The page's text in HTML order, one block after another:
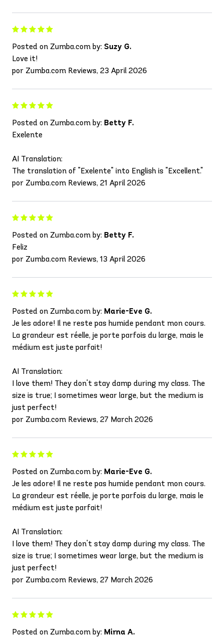
Posted on Zumba.com by: Suzy G.
Love it!
por Zumba.com Reviews, 23 April 2026
Posted on Zumba.com by: Betty F.
Exelente
AI Translation:
The translation of "Exelente" into English is "Excellent."
por Zumba.com Reviews, 21 April 2026
Posted on Zumba.com by: Betty F.
Feliz
por Zumba.com Reviews, 13 April 2026
Posted on Zumba.com by: Marie-Eve G.
Je les adore! Il ne reste pas humide pendant mon cours.
La grandeur est réelle, je porte parfois du large, mais le
médium est juste parfait!
AI Translation:
I love them! They don't stay damp during my class. The
size is true; I sometimes wear large, but the medium is
just perfect!
por Zumba.com Reviews, 27 March 2026
Posted on Zumba.com by: Marie-Eve G.
Je les adore! Il ne reste pas humide pendant mon cours.
La grandeur est réelle, je porte parfois du large, mais le
médium est juste parfait!
AI Translation:
I love them! They don't stay damp during my class. The
size is true; I sometimes wear large, but the medium is
just perfect!
por Zumba.com Reviews, 27 March 2026
Posted on Zumba.com by: Mirna A.